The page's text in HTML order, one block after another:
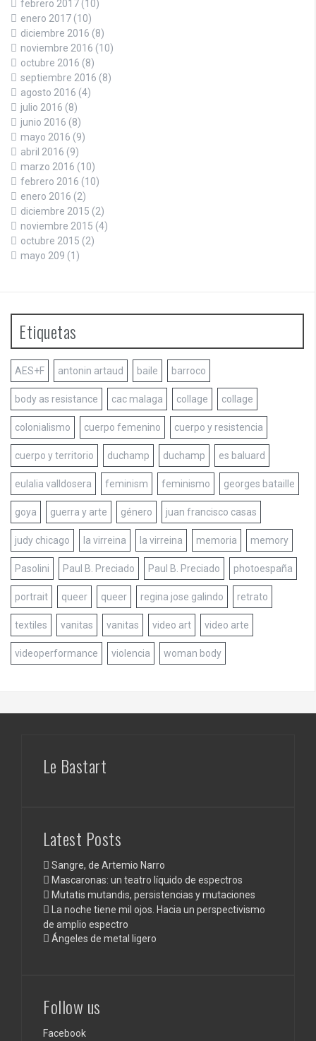
febrero 2017 (10)
enero 2017 (10)
diciembre 2016 (8)
noviembre 2016 (10)
octubre 2016 (8)
septiembre 2016 (8)
agosto 2016 (4)
julio 2016 (8)
junio 2016 (8)
mayo 2016 (9)
abril 2016 (9)
marzo 2016 (10)
febrero 2016 (10)
enero 2016 (2)
diciembre 2015 (2)
noviembre 2015 (4)
octubre 2015 (2)
mayo 209 (1)
Etiquetas
AES+F antonin artaud baile barroco
body as resistance cac malaga collage collage
colonialismo cuerpo femenino cuerpo y resistencia
cuerpo y territorio duchamp duchamp es baluard
eulalia valldosera feminism feminismo georges bataille
goya guerra y arte género juan francisco casas
judy chicago la virreina la virreina memoria memory
Pasolini Paul B. Preciado Paul B. Preciado photoespaña
portrait queer queer regina jose galindo retrato
textiles vanitas vanitas video art video arte
videoperformance violencia woman body
Le Bastart
Latest Posts
Sangre, de Artemio Narro
Mascaronas: un teatro líquido de espectros
Mutatis mutandis, persistencias y mutaciones
La noche tiene mil ojos. Hacia un perspectivismo
de amplio espectro
Ángeles de metal ligero
Follow us
Facebook